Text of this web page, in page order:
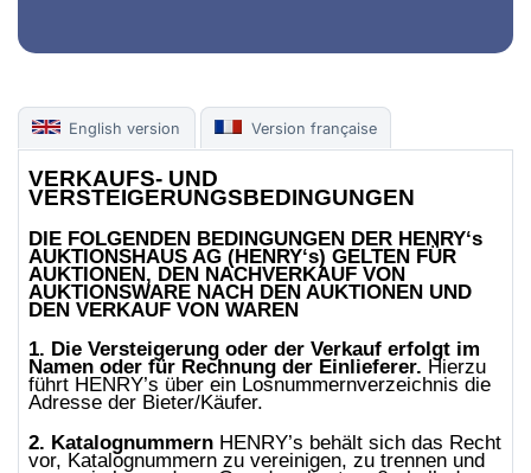
English version Version française